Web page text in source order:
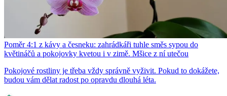
Poměr 4:1 z kávy a česneku: zahrádkáři tuhle směs sypou do
květináčů a pokojovky kvetou i v zimě. Mšice z ní utečou
Pokojové rostliny je třeba vždy správně vyživit. Pokud to dokážete,
budou vám dělat radost po opravdu dlouhá léta.